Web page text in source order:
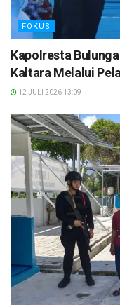
FOKUS
Kapolresta
Kaltara Melalui
12 JULI 2026 13:09